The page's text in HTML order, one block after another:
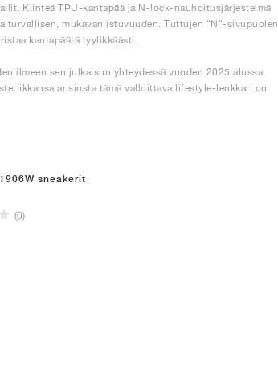
Kiinteä TPU-kantapää ja N-lock-nauhoitusjärjestelmä
turvallisen, mukavan istuvuuden. Tuttujen "N"-sivupuolen
kantapäätä tyylikkäästi.
ilmeen sen julkaisun yhteydessä vuoden 2025 alussa.
ansiosta tämä valloittava lifestyle-lenkkari on
sneakerit
(0)